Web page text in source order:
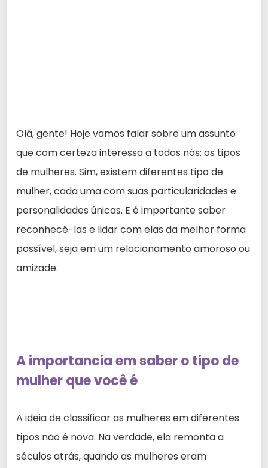
Olá, gente! Hoje vamos falar sobre um assunto
que com certeza interessa a todos nós: os tipos
de mulheres. Sim, existem diferentes tipo de
mulher, cada uma com suas particularidades e
personalidades únicas. E é importante saber
reconhecê-las e lidar com elas da melhor forma
possível, seja em um relacionamento amoroso ou
amizade.
A importancia em saber o tipo de
mulher que você é
A ideia de classificar as mulheres em diferentes
tipos não é nova. Na verdade, ela remonta a
séculos atrás, quando as mulheres eram